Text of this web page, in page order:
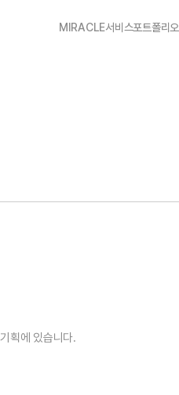
MIRACLE서비스포트폴리오
획에 있습니다.